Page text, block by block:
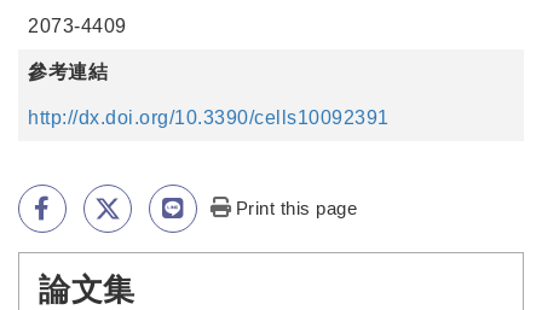
2073-4409
參考連結
http://dx.doi.org/10.3390/cells10092391
Print this page
論文集